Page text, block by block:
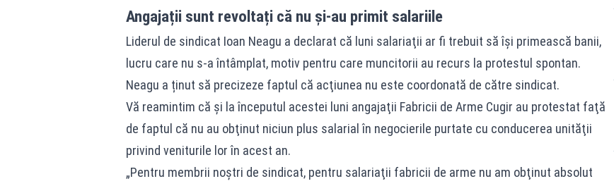
Angajații sunt revoltați că nu și-au primit salariile
Liderul de sindicat Ioan Neagu a declarat că luni salariaţii ar fi trebuit să își primească banii,
lucru care nu s-a întâmplat, motiv pentru care muncitorii au recurs la protestul spontan.
Neagu a ținut să precizeze faptul că acţiunea nu este coordonată de către sindicat.
Vă reamintim că și la începutul acestei luni angajaţii Fabricii de Arme Cugir au protestat faţă
de faptul că nu au obţinut niciun plus salarial în negocierile purtate cu conducerea unităţii
privind veniturile lor în acest an.
„Pentru membrii noştri de sindicat, pentru salariaţii fabricii de arme nu am obţinut absolut